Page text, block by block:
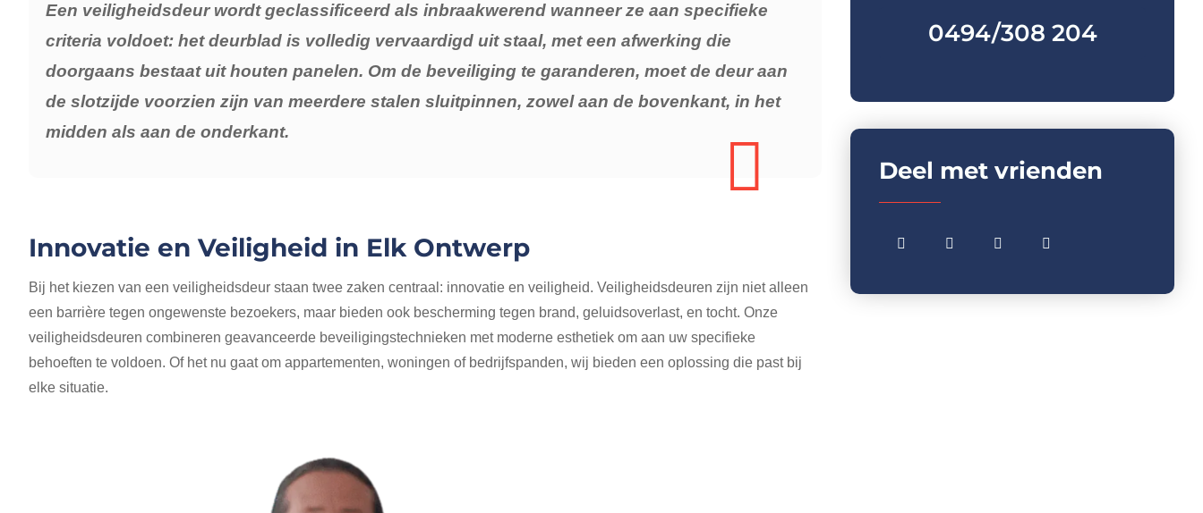
Een veiligheidsdeur wordt geclassificeerd als inbraakwerend wanneer ze aan specifieke
criteria voldoet: het deurblad is volledig vervaardigd uit staal, met een afwerking die
doorgaans bestaat uit houten panelen. Om de beveiliging te garanderen, moet de deur aan
de slotzijde voorzien zijn van meerdere stalen sluitpinnen, zowel aan de bovenkant, in het
midden als aan de onderkant.
Innovatie en Veiligheid in Elk Ontwerp
Bij het kiezen van een veiligheidsdeur staan twee zaken centraal: innovatie en veiligheid. Veiligheidsdeuren zijn niet alleen
een barrière tegen ongewenste bezoekers, maar bieden ook bescherming tegen brand, geluidsoverlast, en tocht. Onze
veiligheidsdeuren combineren geavanceerde beveiligingstechnieken met moderne esthetiek om aan uw specifieke
behoeften te voldoen. Of het nu gaat om appartementen, woningen of bedrijfspanden, wij bieden een oplossing die past bij
elke situatie.
0494/308 204
Deel met vrienden